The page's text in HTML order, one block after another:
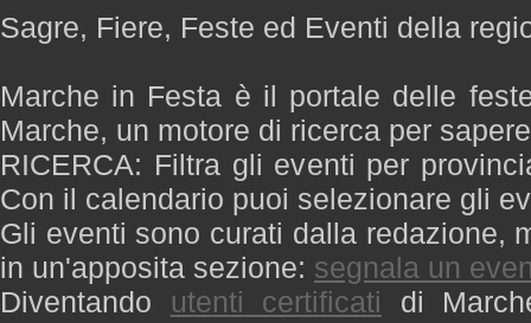
Sagre, Fiere, Feste ed Eventi della
Marche in Festa è il portale delle
Marche, un motore di ricerca per
RICERCA: Filtra gli eventi per
Con il calendario puoi selezionare gli
Gli eventi sono curati dalla redazione,
in un'apposita sezione: segnala un
Diventando utenti certificati di